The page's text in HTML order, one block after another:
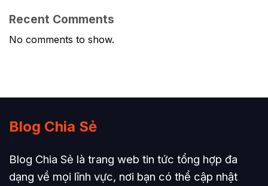
Recent Comments
No comments to show.
Blog Chia Sẻ
Blog Chia Sẻ là trang web tin tức tổng hợp đa
dạng về mọi lĩnh vực, nơi bạn có thể cập nhật